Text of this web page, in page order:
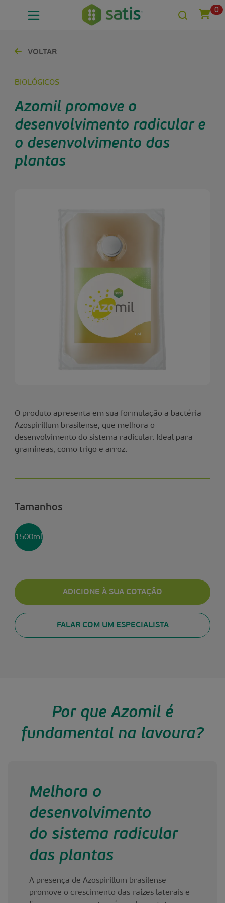
0
VOLTAR
BIOLÓGICOS
Azomil promove o
desenvolvimento radicular e
o desenvolvimento das
plantas
O produto apresenta em sua formulação a bactéria
Azospirillum brasilense, que melhora o
desenvolvimento do sistema radicular. Ideal para
gramíneas, como trigo e arroz.
Tamanhos
1500ml
ADICIONE À SUA COTAÇÃO
FALAR COM UM ESPECIALISTA
Por que Azomil é
fundamental na lavoura?
Melhora o
desenvolvimento
do sistema radicular
das plantas
A presença de Azospirillum brasilense
promove o crescimento das raízes laterais e